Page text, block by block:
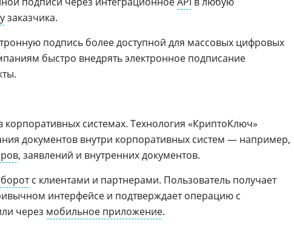
заказчика.
подпись более доступной для массовых цифровых
быстро внедрять электронное подписание
системах. Технология «КриптоКлюч»
документов внутри корпоративных систем — например,
, заявлений и внутренних документов.
с клиентами и партнерами. Пользователь получает
интерфейсе и подтверждает операцию с
через мобильное приложение.